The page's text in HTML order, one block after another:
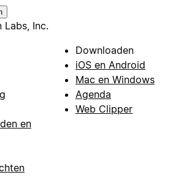
Inc.
en
Downloaden
iOS en Android
Mac en Windows
Agenda
Web Clipper